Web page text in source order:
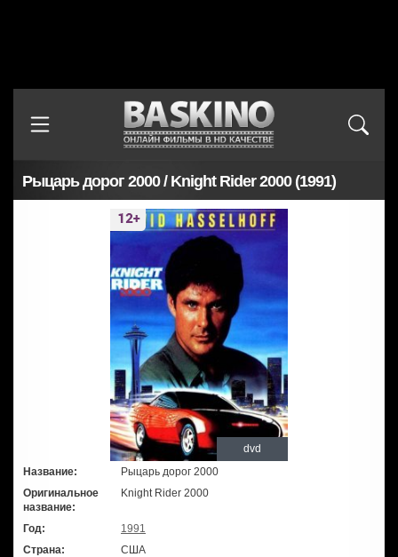
Рыцарь дорог 2000 / Knight Rider 2000 (1991)
dvd
Название:
Рыцарь дорог 2000
Оригинальное
название:
Knight Rider 2000
Год:
1991
Страна:
США